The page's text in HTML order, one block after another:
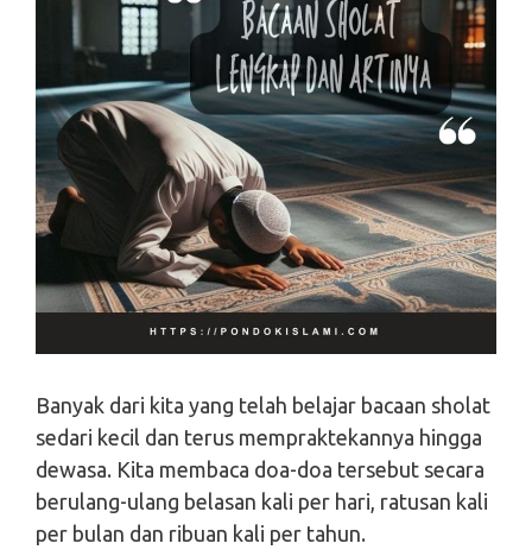
Banyak dari kita yang telah belajar bacaan sholat
sedari kecil dan terus mempraktekannya hingga
dewasa. Kita membaca doa-doa tersebut secara
berulang-ulang belasan kali per hari, ratusan kali
per bulan dan ribuan kali per tahun.